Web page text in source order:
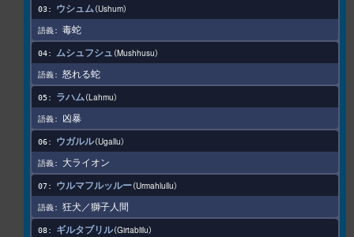
ウシュム Ushum
毒蛇
ムシュフシュ Mushhusu
怒れる蛇
ラハム Lahmu
凶暴
ウガルル Ugallu
大ライオン
ウルマフルッルー Urmahlullu
狂犬／獅子人間
ギルタブリル Girtablilu